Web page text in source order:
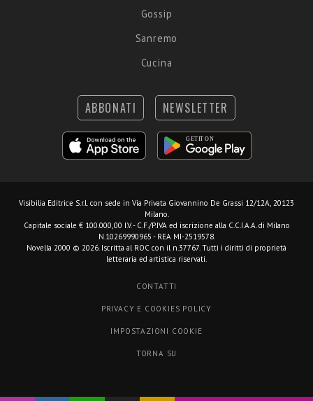
Gossip
Sanremo
Cucina
ABBONATI NEWSLETTER
Visibilia Editrice S.r.l. con sede in Via Privata Giovannino De Grassi 12/12A, 20123
Milano.
Capitale sociale € 100.000,00 I.V. - C.F./P.IVA ed iscrizione alla C.C.I.A.A. di Milano
N.10269990965 - REA MI-2519578.
Novella 2000 © 2026. Iscritta al ROC con il n.37767. Tutti i diritti di proprietà
letteraria ed artistica riservati.
CONTATTI
PRIVACY E COOKIES POLICY
IMPOSTAZIONI COOKIE
TORNA SU